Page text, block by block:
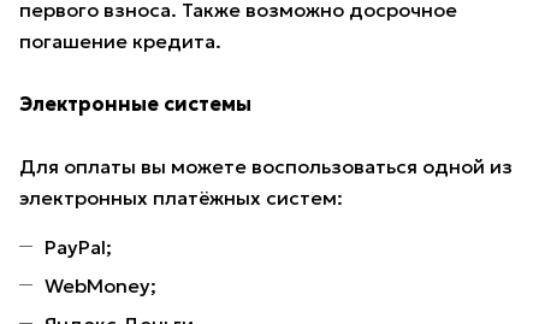
первого взноса. Также возможно досрочное
погашение кредита.
Электронные системы
Для оплаты вы можете воспользоваться одной из
электронных платёжных систем:
PayPal;
WebMoney;